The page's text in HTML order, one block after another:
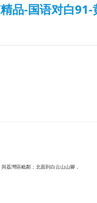
品-国语对白
荔灣區毗鄰；北面到白云山山腳，